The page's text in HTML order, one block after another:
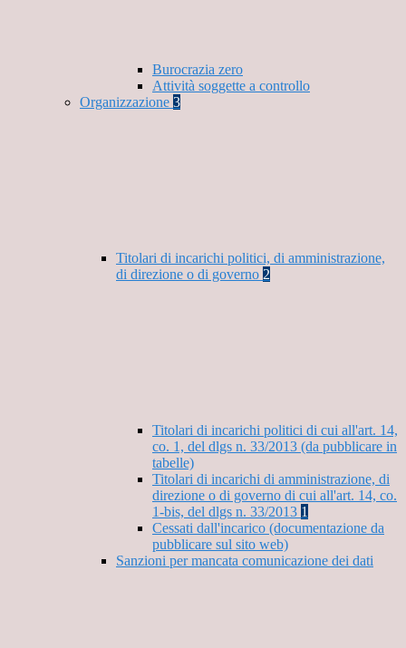
Burocrazia zero
Attività soggette a controllo
Organizzazione 3
Titolari di incarichi politici, di amministrazione,
di direzione o di governo 2
Titolari di incarichi politici di cui all'art. 14,
co. 1, del dlgs n. 33/2013 (da pubblicare in
tabelle)
Titolari di incarichi di amministrazione, di
direzione o di governo di cui all'art. 14, co.
1-bis, del dlgs n. 33/2013 1
Cessati dall'incarico (documentazione da
pubblicare sul sito web)
Sanzioni per mancata comunicazione dei dati